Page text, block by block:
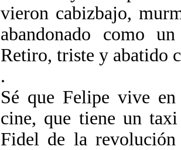
vieron cabizbajo,
abandonado como
Retiro, triste y abatido
.
Sé que Felipe vive
cine, que tiene un
Fidel de la